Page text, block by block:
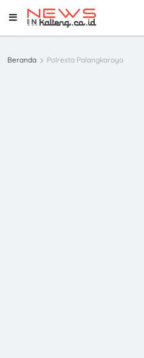
Beranda Polresta Palangkaraya